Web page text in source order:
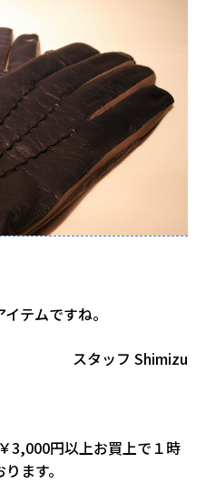
テムですね。
スタッフ Shimizu
3,000円以上お買上で１時
ます。